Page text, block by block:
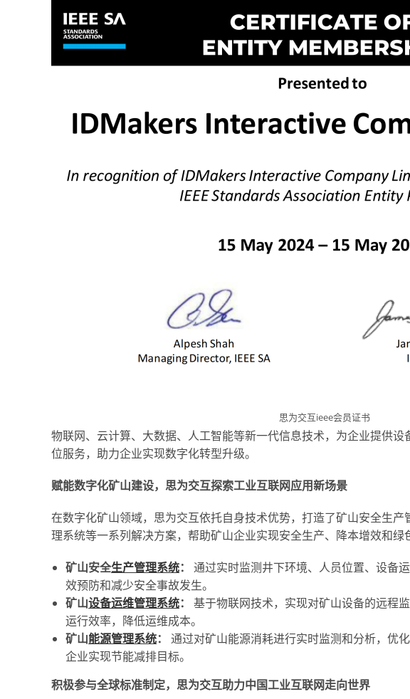
思为交互ieee会员证书
物联网、云计算、大数据、人工智能等新一代信息技术，为企业提供
位服务，助力企业实现数字化转型升级。
赋能数字化矿山建设，思为交互探索工业互联网应用新场景
在数字化矿山领域，思为交互依托自身技术优势，打造了矿山安全生
理系统等一系列解决方案，帮助矿山企业实现安全生产、降本增效和绿
矿山安全生产管理系统：
通过实时监测井下环境、人员位置、设备
效预防和减少安全事故发生。
矿山设备运维管理系统：
基于物联网技术，实现对矿山设备的远程
运行效率，降低运维成本。
矿山能源管理系统：
通过对矿山能源消耗进行实时监测和分析，优
企业实现节能减排目标。
积极参与全球标准制定，思为交互助力中国工业互联网走向世界